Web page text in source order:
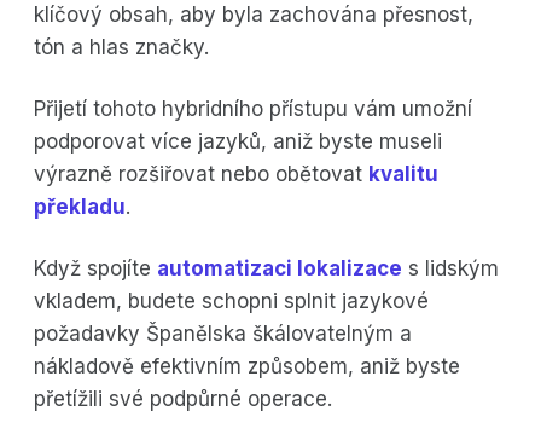
klíčový obsah, aby byla zachována přesnost,
tón a hlas značky.
Přijetí tohoto hybridního přístupu vám umožní
podporovat více jazyků, aniž byste museli
výrazně rozšiřovat nebo obětovat kvalitu
překladu.
Když spojíte automatizaci lokalizace s lidským
vkladem, budete schopni splnit jazykové
požadavky Španělska škálovatelným a
nákladově efektivním způsobem, aniž byste
přetížili své podpůrné operace.